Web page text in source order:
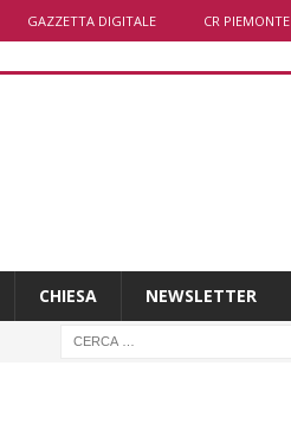
GAZZETTA DIGITALE CR PIEMONTE
CHIESA NEWSLETTER